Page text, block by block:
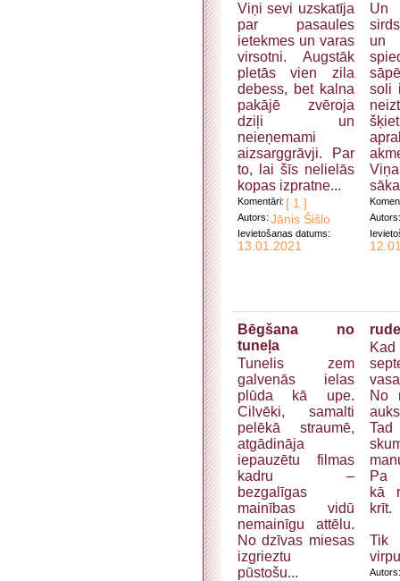
Viņi sevi uzskatīja
par pasaules
ietekmes un varas
virsotni. Augstāk
pletās vien zila
debess, bet kalna
pakājē zvēroja
dziļi un
neieņemami
aizsarggrāvji. Par
to, lai šīs nelielās
kopas izpratne...
Komentāri: [ 1 ]
Autors: Jānis Šišlo
Ievietošanas datums:
13.01.2021
Un
un
soli
Autors:
Bēgšana no
tuneļa
Tunelis zem
galvenās ielas
plūda kā upe.
Cilvēki, samalti
pelēkā straumē,
atgādināja
iepauzētu filmas
kadru –
bezgalīgas
mainības vidū
nemainīgu attēlu.
No dzīvas miesas
izgrieztu
pūstošu...
No
Pa
kā
krīt.
Autors: